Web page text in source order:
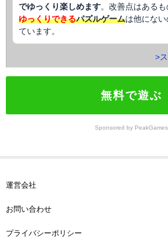
でゆっくり楽しめます。改善点はあるも
ゆっくりできるパズルゲームは他にな
ています。
>
無料で遊ぶ
Sponsored by PeakGames
運営会社
お問い合わせ
プライバシーポリシー